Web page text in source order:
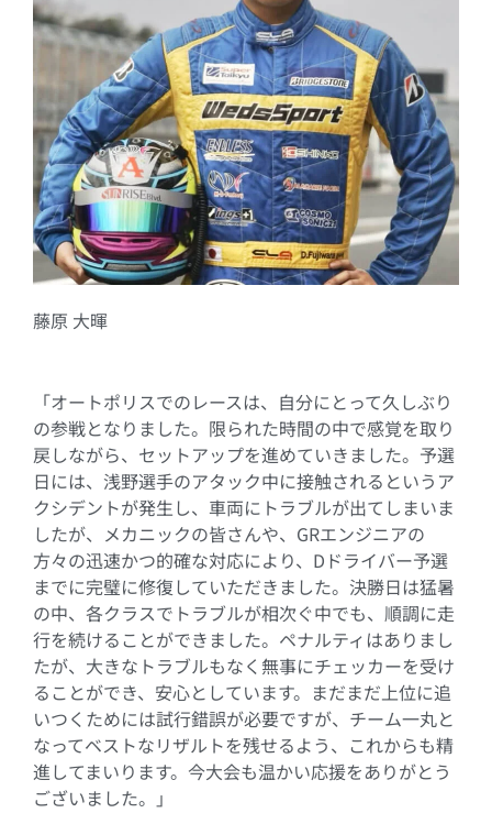
藤原 大暉
「オートポリスでのレースは、自分にとって久しぶり
の参戦となりました。限られた時間の中で感覚を取り
戻しながら、セットアップを進めていきました。予選
日には、浅野選手のアタック中に接触されるというア
クシデントが発生し、車両にトラブルが出てしまいま
したが、メカニックの皆さんや、GRエンジニアの
方々の迅速かつ的確な対応により、Dドライバー予選
までに完璧に修復していただきました。決勝日は猛暑
の中、各クラスでトラブルが相次ぐ中でも、順調に走
行を続けることができました。ペナルティはありまし
たが、大きなトラブルもなく無事にチェッカーを受け
ることができ、安心としています。まだまだ上位に追
いつくためには試行錯誤が必要ですが、チーム一丸と
なってベストなリザルトを残せるよう、これからも精
進してまいります。今大会も温かい応援をありがとう
ございました。」